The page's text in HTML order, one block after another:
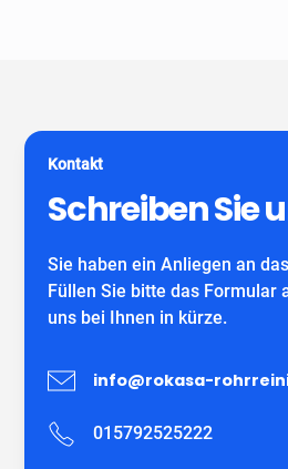
für Schlauchliner. Wir beraten
individuell nach Ihrem Bedürfnis.
Wir freuen uns auf Ihren Anruf!
Kontakt
Schreiben Sie
Sie haben ein Anliegen an
Füllen Sie bitte das Formular
uns bei Ihnen in kürze.
info@rokasa-
015792525222